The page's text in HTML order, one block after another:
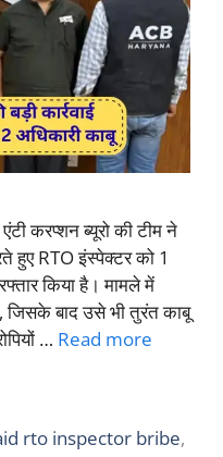
करप्शन ब्यूरो की टीम ने
हुए RTO इंस्पेक्टर को 1
किया है। मामले में
जिसके बाद उसे भी तुरंत काबू
… Read more
rto inspector bribe,